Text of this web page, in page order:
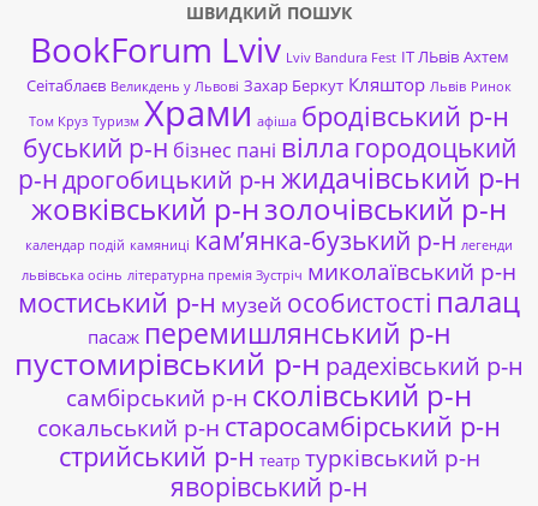
ШВИДКИЙ ПОШУК
BookForum Lviv Lviv Bandura Fest ІТ ЛЬвів Ахтем
Сеітаблаєв Великдень у Львові Захар Беркут Кляштор Львів Ринок
Том Круз Туризм Храми афіша бродівський р-н
буський р-н бізнес пані вілла городоцький
р-ндрогобицький р-н жидачівський р-н
жовківський р-нзолочівський р-н
календар подій камяниці кам’янка-бузький р-н легенди
львівська осінь літературна премія Зустріч миколаївський р-н
мостиський р-н музей особистості палац
пасаж перемишлянський р-н
пустомирівський р-н радехівський р-н
самбірський р-н сколівський р-н
сокальський р-н старосамбірський р-н
стрийський р-н театр турківський р-н
яворівський р-н